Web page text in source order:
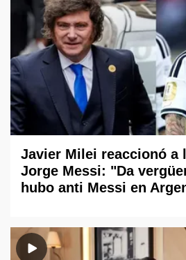
Javier Milei reaccionó a
Jorge Messi: "Da
hubo anti Messi en